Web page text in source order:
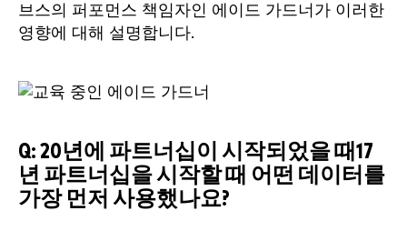
브스의 퍼포먼스 책임자인 에이드 가드너가 이러한
영향에 대해 설명합니다.
Q: 20년에 파트너십이 시작되었을 때 17
년 파트너십을 시작할 때 어떤 데이터를
가장 먼저 사용했나요?